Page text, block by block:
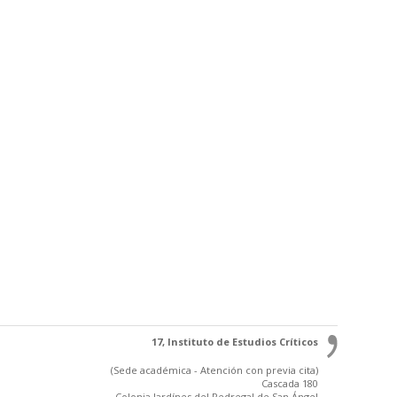
17, Instituto de Estudios Críticos
(Sede académica - Atención con previa cita)
Cascada 180